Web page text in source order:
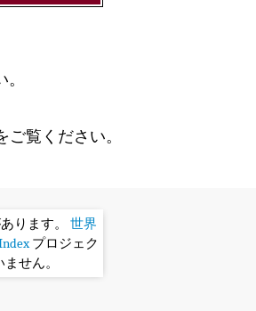
ご覧ください。
ります。 世界
プロジェク
せん。